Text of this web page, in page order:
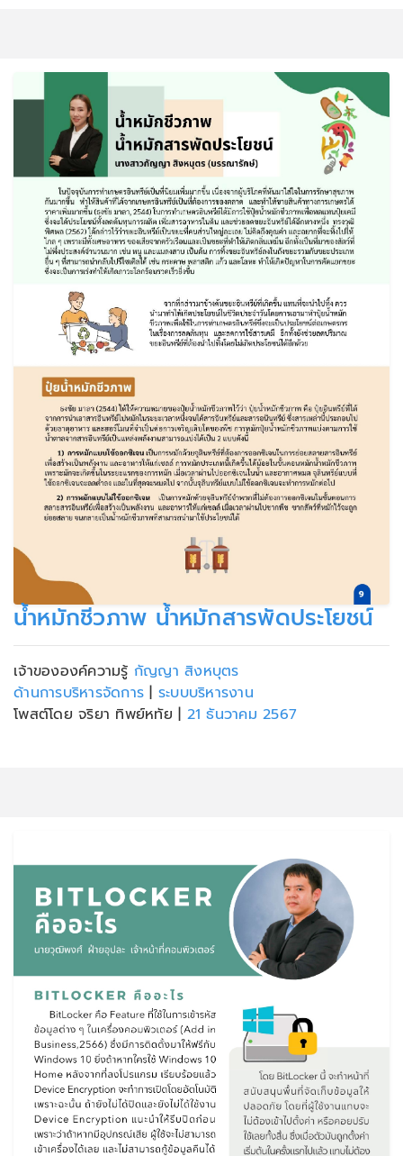
น้ำหมักชีวภาพ น้ำหมักสารพัดประโยชน์
เจ้าขององค์ความรู้ กัญญา สิงหบุตร
ด้านการบริหารจัดการ| ระบบบริหารงาน
โพสต์โดย จริยา ทิพย์หทัย | 21 ธันวาคม 2567